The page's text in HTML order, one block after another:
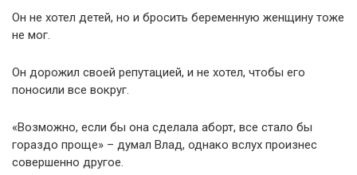
Он не хотел детей, но и бросить беременную женщину тоже
не мог.
Он дорожил своей репутацией, и не хотел, чтобы его
поносили все вокруг.
«Возможно, если бы она сделала аборт, все стало бы
гораздо проще» – думал Влад, однако вслух произнес
совершенно другое.